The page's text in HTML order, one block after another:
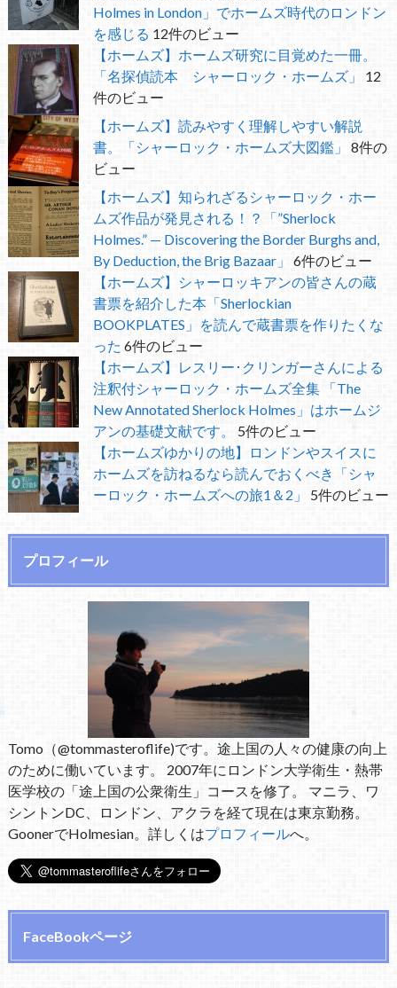
Holmes in London」でホームズ時代のロンドン
を感じる 12件のビュー
【ホームズ】ホームズ研究に目覚めた一冊。
「名探偵読本 シャーロック・ホームズ」
12
件のビュー
【ホームズ】読みやすく理解しやすい解説
書。「シャーロック・ホームズ大図鑑」
8件の
ビュー
【ホームズ】知られざるシャーロック・ホー
ムズ作品が発見される！？「”Sherlock
Holmes.” — Discovering the Border Burghs and,
By Deduction, the Brig Bazaar」
6件のビュー
【ホームズ】シャーロッキアンの皆さんの蔵
書票を紹介した本「Sherlockian
BOOKPLATES」を読んで蔵書票を作りたくな
った 6件のビュー
【ホームズ】レスリー･クリンガーさんによる
注釈付シャーロック・ホームズ全集 「The
New Annotated Sherlock Holmes」はホームジ
アンの基礎文献です。
5件のビュー
【ホームズゆかりの地】ロンドンやスイスに
ホームズを訪ねるなら読んでおくべき「シャ
ーロック・ホームズへの旅1＆2」
5件のビュー
プロフィール
Tomo（@tommasteroflife)です。途上国の人々の健康の向上
のために働いています。 2007年にロンドン大学衛生・熱帯
医学校の「途上国の公衆衛生」コースを修了。 マニラ、ワ
シントンDC、ロンドン、アクラを経て現在は東京勤務。
GoonerでHolmesian。詳しくはプロフィールへ。
FaceBookページ